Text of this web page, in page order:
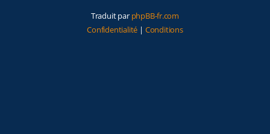
Traduit par phpBB-fr.com
Confidentialité | Conditions